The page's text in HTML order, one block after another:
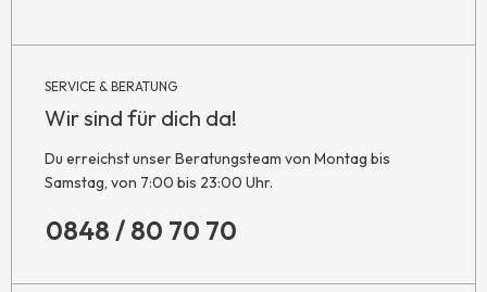
SERVICE & BERATUNG
Wir sind für dich da!
Du erreichst unser Beratungsteam von Montag bis
Samstag, von 7:00 bis 23:00 Uhr.
0848 / 80 70 70